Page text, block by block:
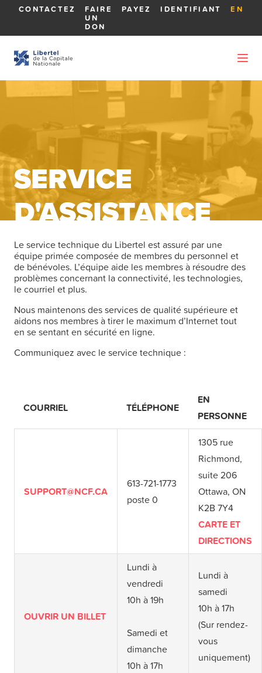
CONTACTEZ FAIRE
UN
DON
PAYEZ IDENTIFIANT EN
SERVICE
D'ASSISTANCE
Le service technique du Libertel est assuré par une
équipe primée composée de membres du personnel et
de bénévoles. L’équipe aide les membres à résoudre des
problèmes concernant la connectivité, les technologies,
le courriel et plus.
Nous maintenons des services de qualité supérieure et
aidons nos membres à tirer le maximum d’Internet tout
en se sentant en sécurité en ligne.
Communiquez avec le service technique :
COURRIEL TÉLÉPHONE
EN
PERSONNE
SUPPORT@NCF.CA
613-721-1773
poste 0
1305 rue
Richmond,
suite 206
Ottawa, ON
K2B 7Y4
CARTE ET
DIRECTIONS
OUVRIR UN BILLET
Lundi à
vendredi
10h à 19h
Samedi et
dimanche
10h à 17h
Lundi à
samedi
10h à 17h
(Sur rendez-
vous
uniquement)